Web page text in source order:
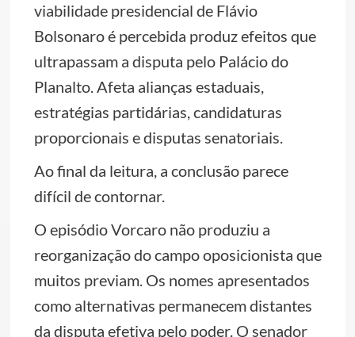
viabilidade presidencial de Flávio
Bolsonaro é percebida produz efeitos que
ultrapassam a disputa pelo Palácio do
Planalto. Afeta alianças estaduais,
estratégias partidárias, candidaturas
proporcionais e disputas senatoriais.
Ao final da leitura, a conclusão parece
difícil de contornar.
O episódio Vorcaro não produziu a
reorganização do campo oposicionista que
muitos previam. Os nomes apresentados
como alternativas permanecem distantes
da disputa efetiva pelo poder. O senador